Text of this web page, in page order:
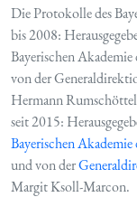
Die Protokolle des
bis 2008:
Bayerischen
von der
Hermann
seit 2015:
Bayerischen
und von der
Margit Ksoll-Marcon.